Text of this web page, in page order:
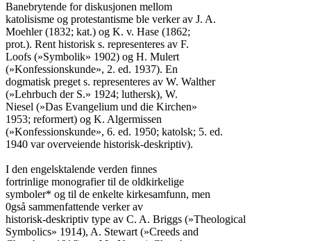
Banebrytende for diskusjonen mellom
katolisisme og protestantisme ble verker av J. A.
Moehler (1832; kat.) og K. v. Hase (1862;
prot.). Rent historisk s. representeres av F.
Loofs (»Symbolik» 1902) og H. Mulert
(»Konfessionskunde», 2. ed. 1937). En
dogmatisk preget s. representeres av W. Walther
(»Lehrbuch der S.» 1924; luthersk), W.
Niesel (»Das Evangelium und die Kirchen»
1953; reformert) og K. Algermissen
(»Konfessionskunde», 6. ed. 1950; katolsk; 5. ed.
1940 var overveiende historisk-deskriptiv).
I den engelsktalende verden finnes
fortrinlige monografier til de oldkirkelige
symboler* og til de enkelte kirkesamfunn, men
0gså sammenfattende verker av
historisk-deskriptiv type av C. A. Briggs (»Theological
Symbolics» 1914), A. Stewart (»Creeds and